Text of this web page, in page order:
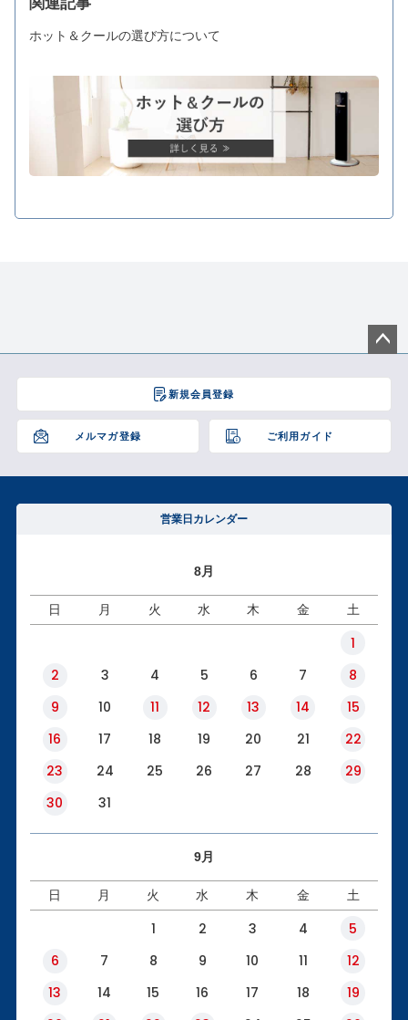
関連記事
ホット＆クールの選び方について
新規会員登録
メルマガ登録 ご利用ガイド
ジト
へ
営業日カレンダー
8月
日 月 火 水 木 金 土
1
2
3 4 5 6 7
8
9
10 11 12 13 14
15
16
17 18 19 20 21
22
23
24 25 26 27 28
29
30
31
9月
日 月 火 水 木 金 土
1 2 3 4
5
6
7 8 9 10 11
12
13
14 15 16 17 18
19